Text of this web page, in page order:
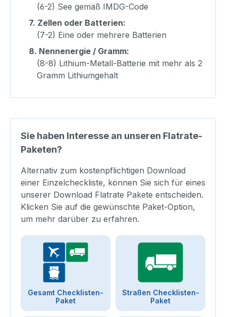
(6-2) See gemäß IMDG-Code
7. Zellen oder Batterien:
(7-2) Eine oder mehrere Batterien
8. Nennenergie / Gramm:
(8-8) Lithium-Metall-Batterie mit mehr als 2
Gramm Lithiumgehalt
Sie haben Interesse an unseren Flatrate-
Paketen?
Alternativ zum kostenpflichtigen Download
einer Einzelcheckliste, können Sie sich für eines
unserer Download Flatrate Pakete entscheiden.
Klicken Sie auf die gewünschte Paket-Option,
um mehr darüber zu erfahren.
Gesamt Checklisten-
Paket
Straßen Checklisten-
Paket